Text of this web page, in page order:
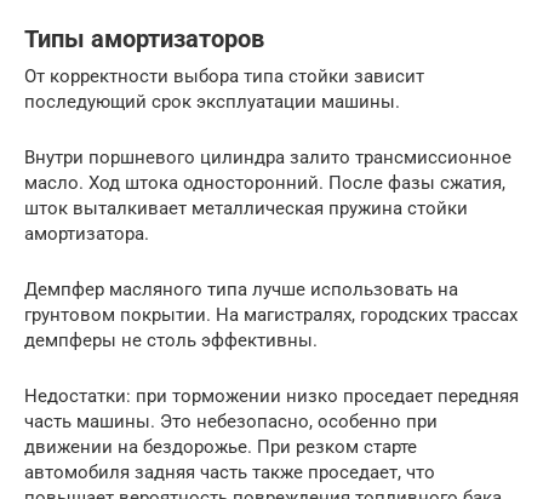
Типы амортизаторов
От корректности выбора типа стойки зависит
последующий срок эксплуатации машины.
Внутри поршневого цилиндра залито трансмиссионное
масло. Ход штока односторонний. После фазы сжатия,
шток выталкивает металлическая пружина стойки
амортизатора.
Демпфер масляного типа лучше использовать на
грунтовом покрытии. На магистралях, городских трассах
демпферы не столь эффективны.
Недостатки: при торможении низко проседает передняя
часть машины. Это небезопасно, особенно при
движении на бездорожье. При резком старте
автомобиля задняя часть также проседает, что